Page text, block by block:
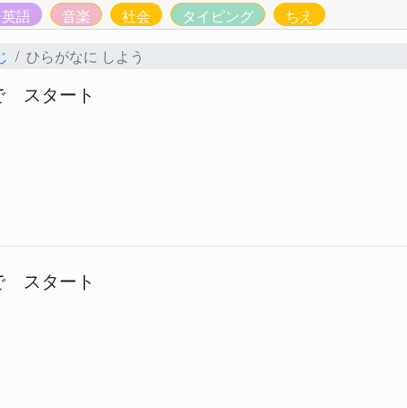
英語 音楽 社会 タイピング
ちえ
ひらがなに しよう
スタート
スタート